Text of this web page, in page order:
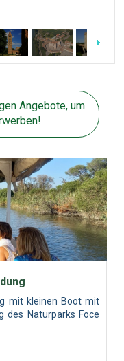
Angebote, um
mit kleinen Boot mit
des Naturparks Foce